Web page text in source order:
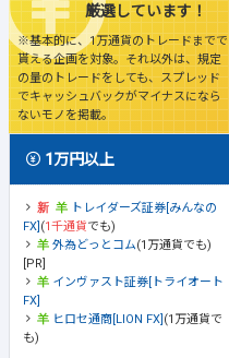
厳選しています！
※基本的に、1万通貨のトレードまでで
貰える企画を対象。それ以外は、規定
の量のトレードをしても、スプレッド
でキャッシュバックがマイナスになら
ないモノを掲載。
1万円以上
トレイダーズ証券[みんなの
FX] (1千通貨でも)
外為どっとコム(1万通貨でも)
[PR]
インヴァスト証券[トライオート
FX]
ヒロセ通商[LION FX] (1万通貨で
も)